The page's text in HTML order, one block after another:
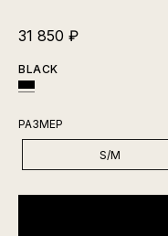
31 850 ₽
BLACK
РАЗМЕР
S/M